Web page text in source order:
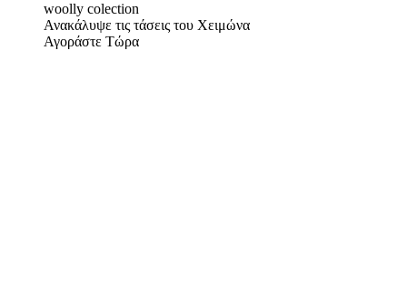
woolly colection
Ανακάλυψε τις τάσεις του Χειμώνα
Αγοράστε Τώρα